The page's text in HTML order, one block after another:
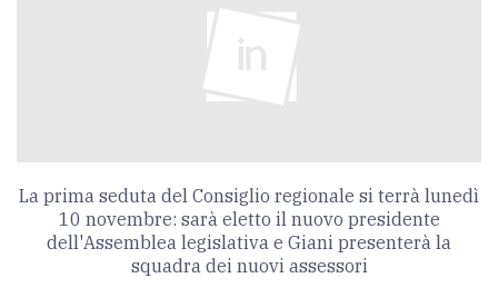
La prima seduta del Consiglio regionale si terrà lunedì
10 novembre: sarà eletto il nuovo presidente
dell'Assemblea legislativa e Giani presenterà la
squadra dei nuovi assessori